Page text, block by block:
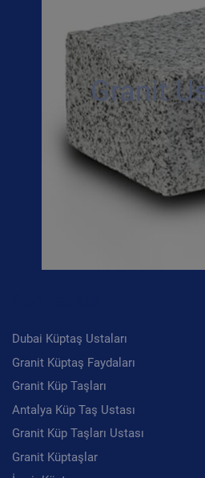
Granit
Dubai Küptaş Ustaları
Granit Küptaş Faydaları
Granit Küp Taşları
Antalya Küp Taş Ustası
Granit Küp Taşları Ustası
Granit Küptaşlar